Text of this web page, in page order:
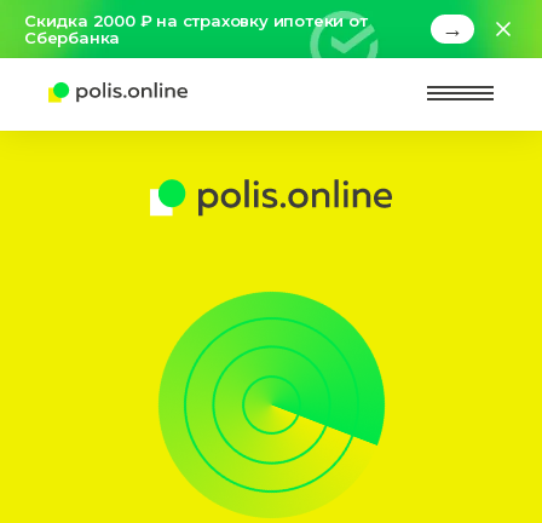
Скидка 2000 ₽ на страховку ипотеки от
Сбербанка
→